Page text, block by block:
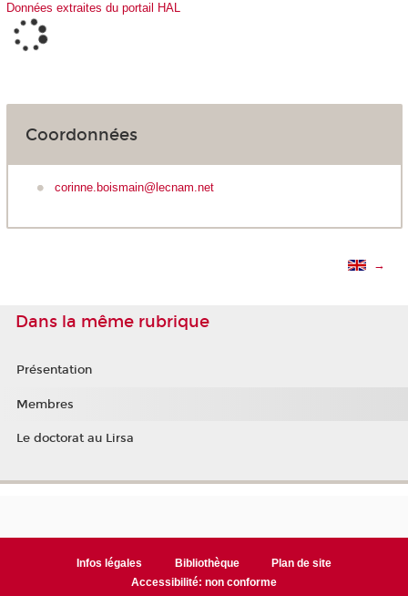
Données extraites du portail HAL
Coordonnées
corinne.boismain@lecnam.net
→
Dans la même rubrique
Présentation
Membres
Le doctorat au Lirsa
Infos légales Bibliothèque
Plan de site
Accessibilité: non conforme